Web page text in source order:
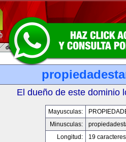
El dueño de este dominio
Mayusculas:
Minusculas:
Longitud:
19 caracteres